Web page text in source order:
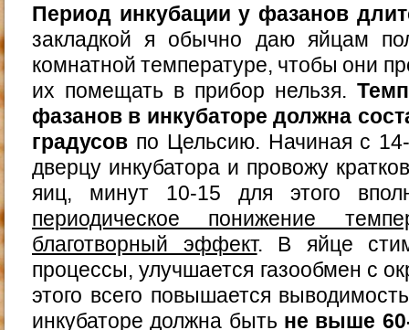
Период инкубации у фазанов
закладкой я обычно даю яйцам
комнатной температуре, чтобы они
их помещать в прибор нельзя.
фазанов в инкубаторе должна
градусов по Цельсию. Начиная с
дверцу инкубатора и провожу
яиц, минут 10-15 для этого
периодическое понижение
благотворный эффект. В яйце
процессы, улучшается газообмен с
этого всего повышается
инкубаторе должна быть не выше